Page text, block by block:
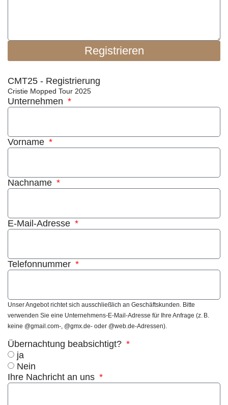
Registrieren
CMT25 - Registrierung
Cristie Mopped Tour 2025
Unternehmen
Vorname
Nachname
E-Mail-Adresse
Telefonnummer
Unser Angebot richtet sich ausschließlich an Geschäftskunden. Bitte
verwenden Sie eine Unternehmens-E-Mail-Adresse für Ihre Anfrage (z. B.
keine @gmail.com-, @gmx.de- oder @web.de-Adressen).
Übernachtung beabsichtigt?
ja
Nein
Ihre Nachricht an uns